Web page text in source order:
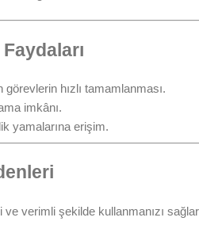
hızlı tamamlanması.
imkânı.
yamalarına erişim.
ve verimli şekilde kullanmanızı